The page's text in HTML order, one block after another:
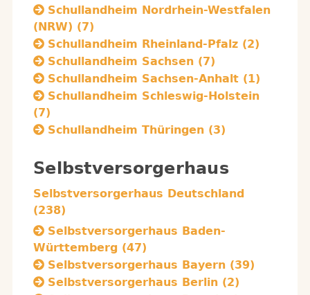
Schullandheim Nordrhein-Westfalen
(NRW) (7)
Schullandheim Rheinland-Pfalz (2)
Schullandheim Sachsen (7)
Schullandheim Sachsen-Anhalt (1)
Schullandheim Schleswig-Holstein
(7)
Schullandheim Thüringen (3)
Selbstversorgerhaus
Selbstversorgerhaus Deutschland
(238)
Selbstversorgerhaus Baden-
Württemberg (47)
Selbstversorgerhaus Bayern (39)
Selbstversorgerhaus Berlin (2)